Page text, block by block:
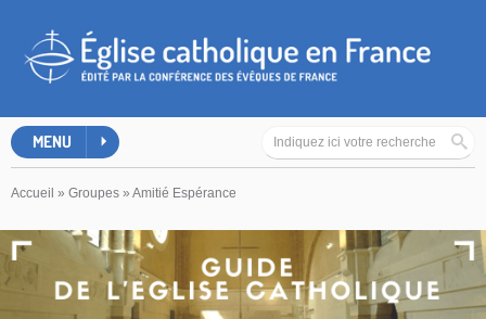
MENU
Accueil » Groupes » Amitié Espérance